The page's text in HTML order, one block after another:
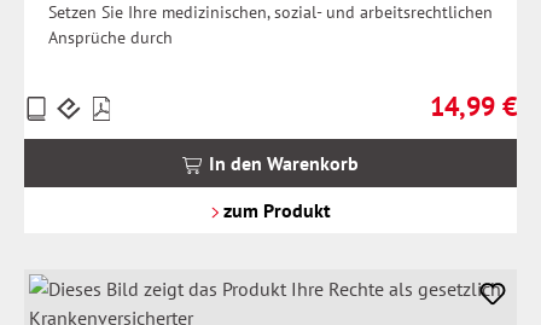
Setzen Sie Ihre medizinischen, sozial- und arbeitsrechtlichen
Ansprüche durch
Regulärer
14,99 €
Preise
inkl.
In den Warenkorb
zum Produkt